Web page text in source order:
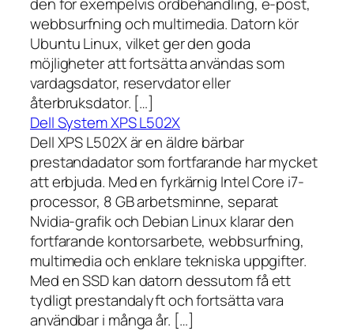
webbsurfning och multimedia. Datorn kör
Ubuntu Linux, vilket ger den goda
möjligheter att fortsätta användas som
vardagsdator, reservdator eller
återbruksdator. […]
Dell System XPS L502X
Dell XPS L502X är en äldre bärbar
prestandadator som fortfarande har mycket
att erbjuda. Med en fyrkärnig Intel Core i7-
processor, 8 GB arbetsminne, separat
Nvidia-grafik och Debian Linux klarar den
fortfarande kontorsarbete, webbsurfning,
multimedia och enklare tekniska uppgifter.
Med en SSD kan datorn dessutom få ett
tydligt prestandalyft och fortsätta vara
användbar i många år. […]